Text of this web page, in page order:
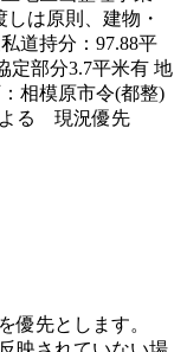
は原則、建物・
道持分：97.88平
定部分3.7平米有 地
相模原市令(都整)
る 現況優先
優先とします。